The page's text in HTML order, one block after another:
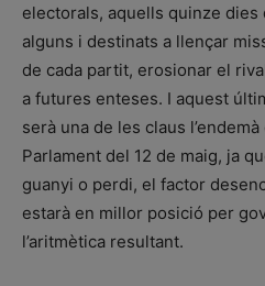
electorals, aquells quinze dies
alguns i destinats a llençar
de cada partit, erosionar el
a futures enteses. I aquest
serà una de les claus
Parlament del 12 de maig, ja
guanyi o perdi, el factor
estarà en millor posició per
l’aritmètica resultant.